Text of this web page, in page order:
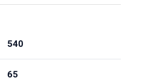
540
65